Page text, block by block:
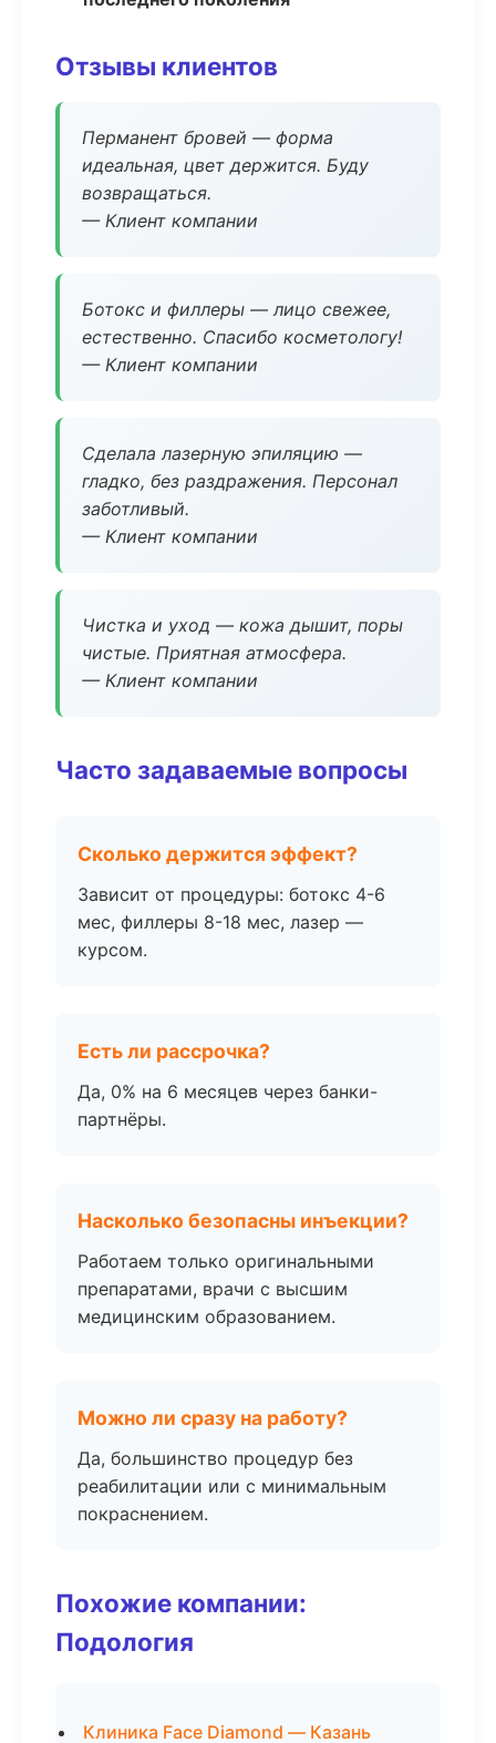
Отзывы клиентов
Перманент бровей — форма
идеальная, цвет держится. Буду
возвращаться.
— Клиент компании
Ботокс и филлеры — лицо свежее,
естественно. Спасибо косметологу!
— Клиент компании
Сделала лазерную эпиляцию —
гладко, без раздражения. Персонал
заботливый.
— Клиент компании
Чистка и уход — кожа дышит, поры
чистые. Приятная атмосфера.
— Клиент компании
Часто задаваемые вопросы
Сколько держится эффект?
Зависит от процедуры: ботокс 4-6
мес, филлеры 8-18 мес, лазер —
курсом.
Есть ли рассрочка?
Да, 0% на 6 месяцев через банки-
партнёры.
Насколько безопасны инъекции?
Работаем только оригинальными
препаратами, врачи с высшим
медицинским образованием.
Можно ли сразу на работу?
Да, большинство процедур без
реабилитации или с минимальным
покраснением.
Похожие компании:
Подология
Клиника Face Diamond — Казань